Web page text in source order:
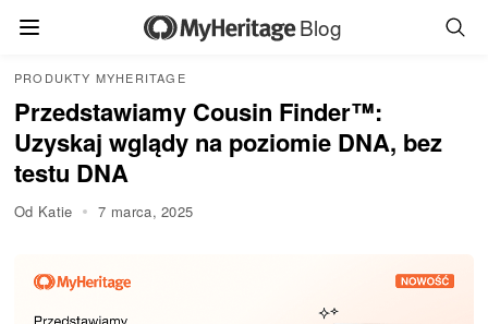
Blog
PRODUKTY MYHERITAGE
Przedstawiamy Cousin Finder™:
Uzyskaj wglądy na poziomie DNA, bez
testu DNA
Od Katie 7 marca, 2025